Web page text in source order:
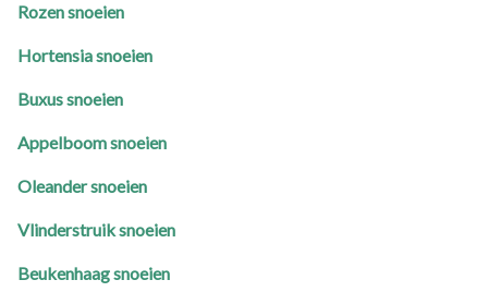
Rozen snoeien
Hortensia snoeien
Buxus snoeien
Appelboom snoeien
Oleander snoeien
Vlinderstruik snoeien
Beukenhaag snoeien